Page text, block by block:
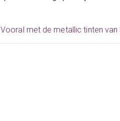
Vooral met de metallic tinten